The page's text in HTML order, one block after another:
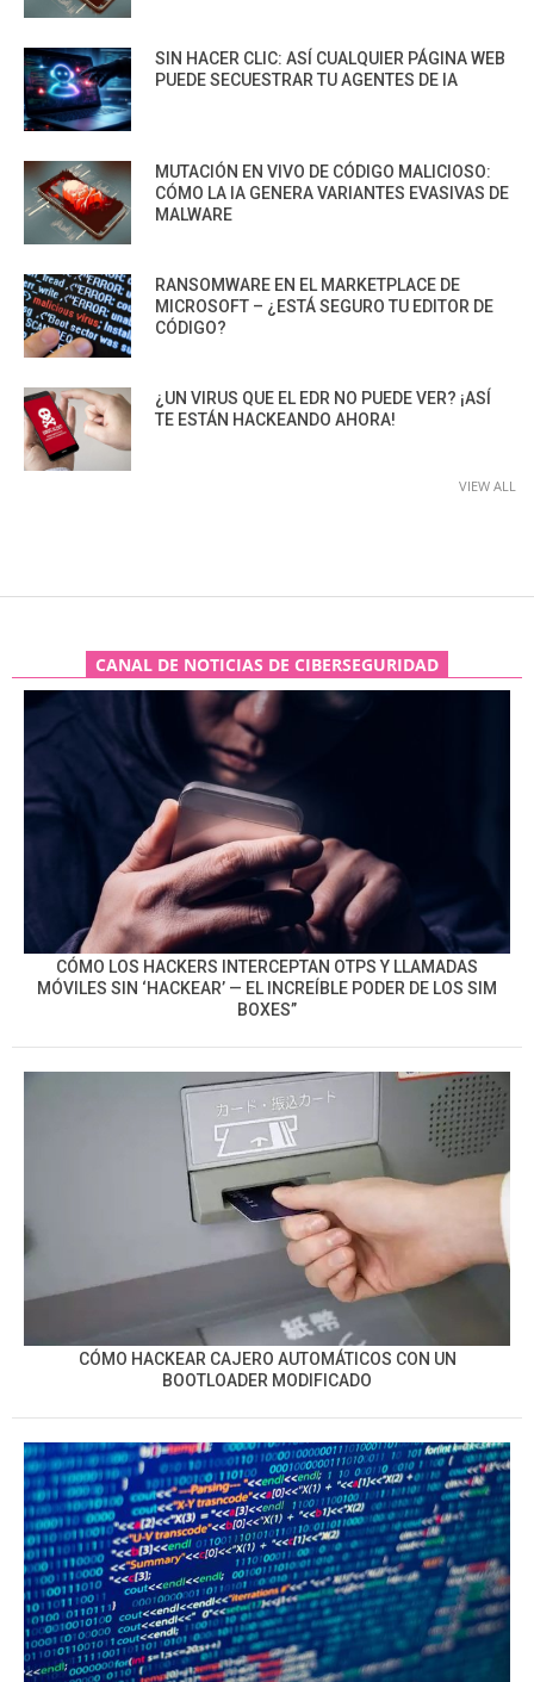
SIN HACER CLIC: ASÍ CUALQUIER PÁGINA WEB
PUEDE SECUESTRAR TU AGENTES DE IA
MUTACIÓN EN VIVO DE CÓDIGO MALICIOSO:
CÓMO LA IA GENERA VARIANTES EVASIVAS DE
MALWARE
RANSOMWARE EN EL MARKETPLACE DE
MICROSOFT – ¿ESTÁ SEGURO TU EDITOR DE
CÓDIGO?
¿UN VIRUS QUE EL EDR NO PUEDE VER? ¡ASÍ
TE ESTÁN HACKEANDO AHORA!
VIEW ALL
CANAL DE NOTICIAS DE CIBERSEGURIDAD
CÓMO LOS HACKERS INTERCEPTAN OTPS Y LLAMADAS
MÓVILES SIN ‘HACKEAR’ — EL INCREÍBLE PODER DE LOS SIM
BOXES”
CÓMO HACKEAR CAJERO AUTOMÁTICOS CON UN
BOOTLOADER MODIFICADO